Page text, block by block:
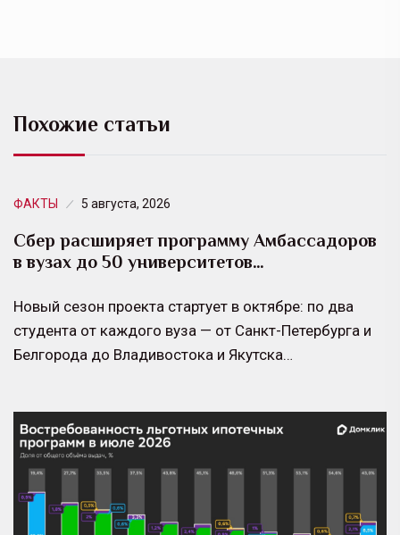
Похожие статьи
ФАКТЫ 5 августа, 2026
Сбер расширяет программу Амбассадоров
в вузах до 50 университетов…
Новый сезон проекта стартует в октябре: по два
студента от каждого вуза — от Санкт-Петербурга и
Белгорода до Владивостока и Якутска…